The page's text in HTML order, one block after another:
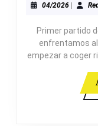
04/202604/2026
Primer partido
enfrentamos al
empezar a coger